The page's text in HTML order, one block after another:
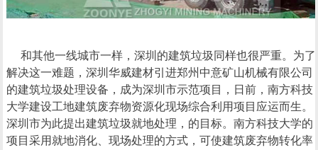
和其他一线城市一样，深圳的建筑垃圾同样也很严重。为了
解决这一难题，深圳华威建材引进郑州中意矿山机械有限公司
的建筑垃圾处理设备，成为深圳市示范项目，日前，南方科技
大学建设工地建筑废弃物资源化现场综合利用项目应运而生。
深圳市为此提出建筑垃圾就地处理，的目标。南方科技大学的
项目采用就地消化、现场处理的方式，可使建筑废弃物转化率